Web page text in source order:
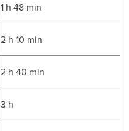
1 h 48 min
2 h 10 min
2 h 40 min
3 h